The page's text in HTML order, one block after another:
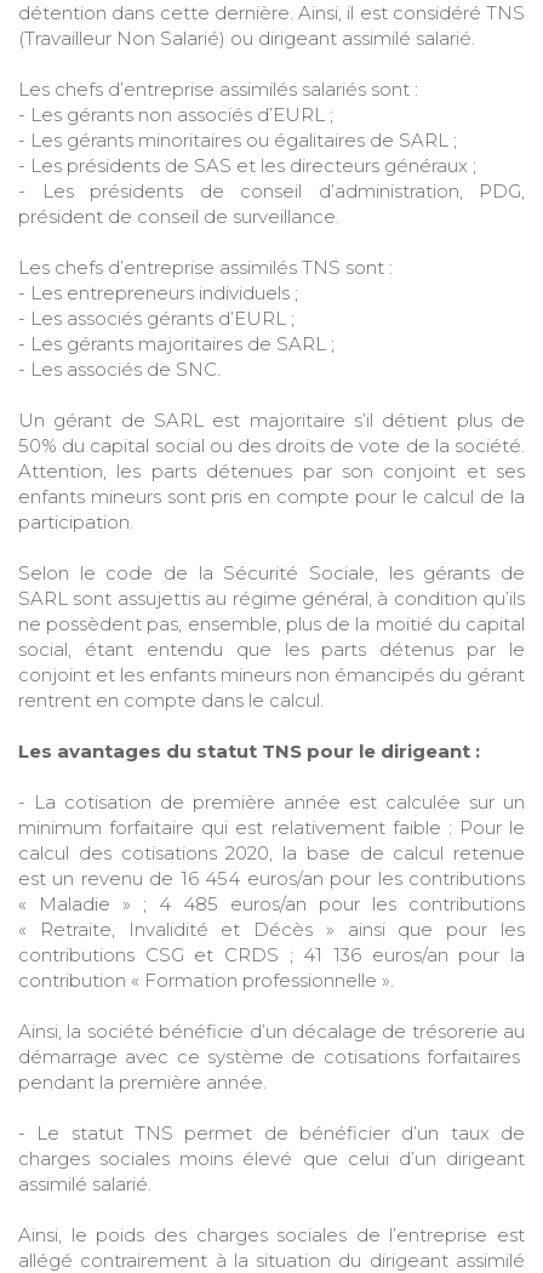
détention dans cette dernière. Ainsi, il est considéré TNS
(Travailleur Non Salarié) ou dirigeant assimilé salarié.
Les chefs d’entreprise assimilés salariés sont :
- Les gérants non associés d’EURL ;
- Les gérants minoritaires ou égalitaires de SARL ;
- Les présidents de SAS et les directeurs généraux ;
- Les présidents de conseil d’administration, PDG,
président de conseil de surveillance.
Les chefs d’entreprise assimilés TNS sont :
- Les entrepreneurs individuels ;
- Les associés gérants d’EURL ;
- Les gérants majoritaires de SARL ;
- Les associés de SNC.
Un gérant de SARL est majoritaire s’il détient plus de
50% du capital social ou des droits de vote de la société.
Attention, les parts détenues par son conjoint et ses
enfants mineurs sont pris en compte pour le calcul de la
participation.
Selon le code de la Sécurité Sociale, les gérants de
SARL sont assujettis au régime général, à condition qu’ils
ne possèdent pas, ensemble, plus de la moitié du capital
social, étant entendu que les parts détenus par le
conjoint et les enfants mineurs non émancipés du gérant
rentrent en compte dans le calcul.
Les avantages du statut TNS pour le dirigeant :
- La cotisation de première année est calculée sur un
minimum forfaitaire qui est relativement faible : Pour le
calcul des cotisations 2020, la base de calcul retenue
est un revenu de 16 454 euros/an pour les contributions
« Maladie » ; 4 485 euros/an pour les contributions
« Retraite, Invalidité et Décès » ainsi que pour les
contributions CSG et CRDS ; 41 136 euros/an pour la
contribution « Formation professionnelle ».
Ainsi, la société bénéficie d’un décalage de trésorerie au
démarrage avec ce système de cotisations forfaitaires
pendant la première année.
- Le statut TNS permet de bénéficier d’un taux de
charges sociales moins élevé que celui d’un dirigeant
assimilé salarié.
Ainsi, le poids des charges sociales de l’entreprise est
allégé contrairement à la situation du dirigeant assimilé